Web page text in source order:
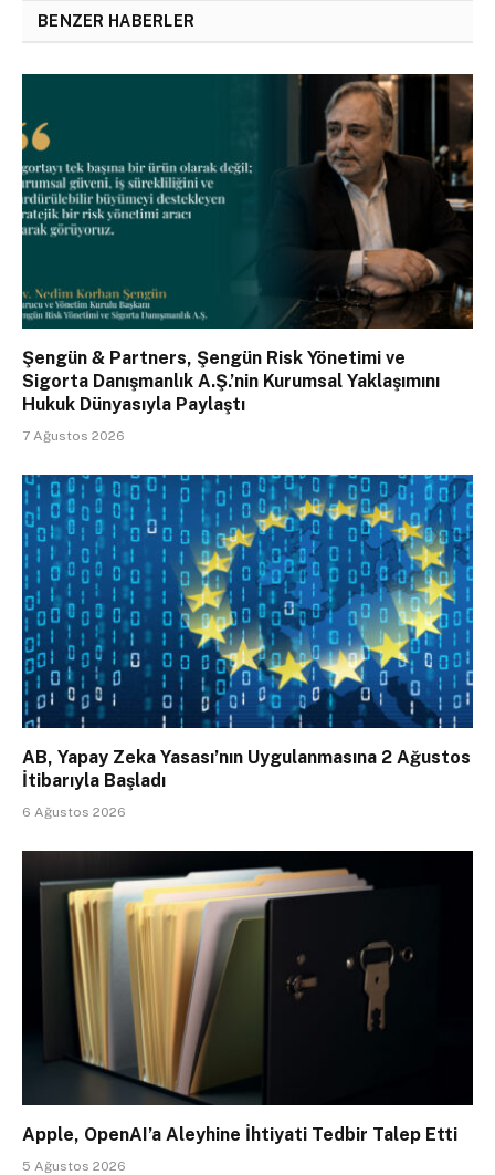
BENZER HABERLER
Şengün & Partners, Şengün Risk Yönetimi ve
Sigorta Danışmanlık A.Ş.’nin Kurumsal Yaklaşımını
Hukuk Dünyasıyla Paylaştı
7 Ağustos 2026
AB, Yapay Zeka Yasası’nın Uygulanmasına 2 Ağustos
İtibarıyla Başladı
6 Ağustos 2026
Apple, OpenAI’a Aleyhine İhtiyati Tedbir Talep Etti
5 Ağustos 2026